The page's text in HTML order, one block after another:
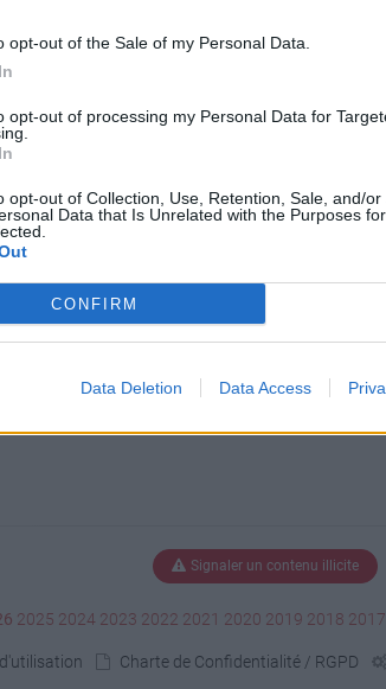
opt-out of the Sale of my Personal Data.
opt-out of processing my Personal Data for
opt-out of Collection, Use, Retention, Sale, and/or
Data that Is Unrelated with the Purposes
CONFIRM
Data Deletion Data Access
Signaler un contenu illicite
2025 2024 2023 2022 2021 2020 2019 2018 2017
Charte de Confidentialité / RGPD